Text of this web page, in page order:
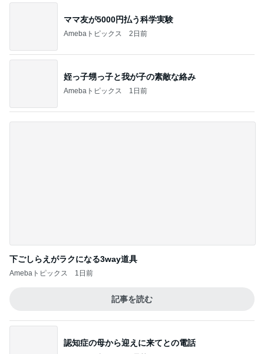
ママ友が5000円払う科学実験
Amebaトピックス 2日前
姪っ子甥っ子と我が子の素敵な絡み
Amebaトピックス 1日前
下ごしらえがラクになる3way道具
Amebaトピックス 1日前
記事を読む
認知症の母から迎えに来てとの電話
Amebaトピックス 2日前